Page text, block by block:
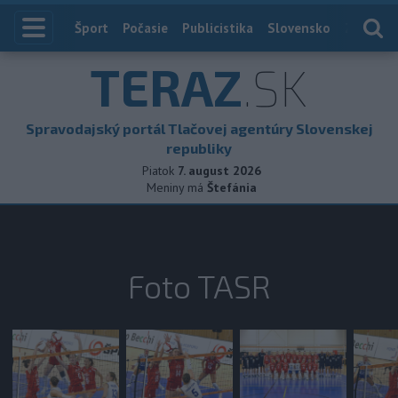
Index
Šport Počasie Publicistika Slovensko
TERAZ.SK
Spravodajský portál Tlačovej agentúry Slovenskej
republiky
Piatok 7. august 2026
Meniny má Štefánia
Foto TASR